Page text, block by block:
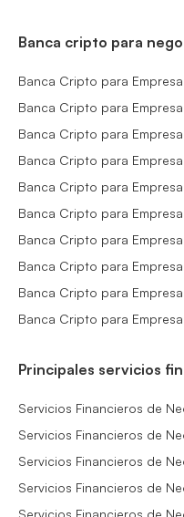
Banca cripto para
Banca Cripto para
Banca Cripto para
Banca Cripto para
Banca Cripto para
Banca Cripto para
Banca Cripto para
Banca Cripto para
Banca Cripto para
Banca Cripto para
Banca Cripto para
Principales servicios
Servicios Financieros de
Servicios Financieros de
Servicios Financieros de
Servicios Financieros de
Servicios Financieros de